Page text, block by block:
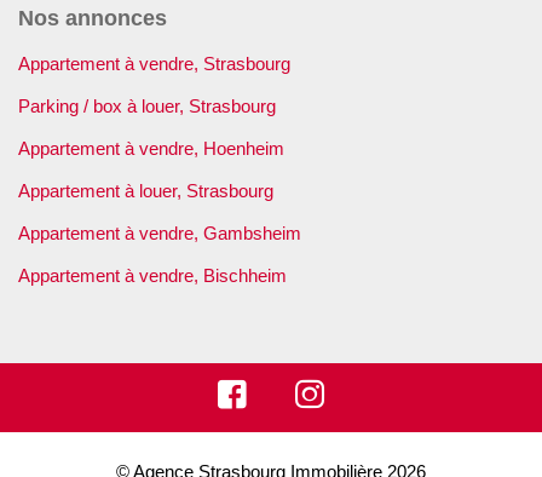
Nos annonces
Appartement à vendre, Strasbourg
Parking / box à louer, Strasbourg
Appartement à vendre, Hoenheim
Appartement à louer, Strasbourg
Appartement à vendre, Gambsheim
Appartement à vendre, Bischheim
© Agence Strasbourg Immobilière 2026